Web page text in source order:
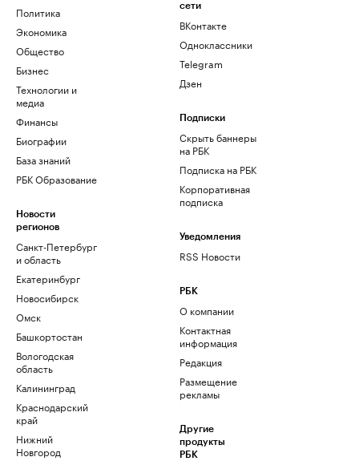
Политика
Экономика
Общество
Бизнес
Технологии и
медиа
Финансы
Биографии
База знаний
РБК Образование
Новости
регионов
Санкт-Петербург
и область
Екатеринбург
Новосибирск
Омск
Башкортостан
Вологодская
область
Калининград
Краснодарский
край
Нижний
Новгород
сети
ВКонтакте
Одноклассники
Telegram
Дзен
Подписки
Скрыть баннеры
на РБК
Подписка на РБК
Корпоративная
подписка
Уведомления
RSS Новости
РБК
О компании
Контактная
информация
Редакция
Размещение
рекламы
Другие
продукты
РБК